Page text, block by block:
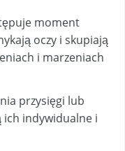
moment
oczy i skupiają
i marzeniach
przysięgi lub
indywidualne i